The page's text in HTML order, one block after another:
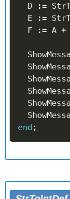
  D
:=
  E
:=
  F
:= A +
end ;